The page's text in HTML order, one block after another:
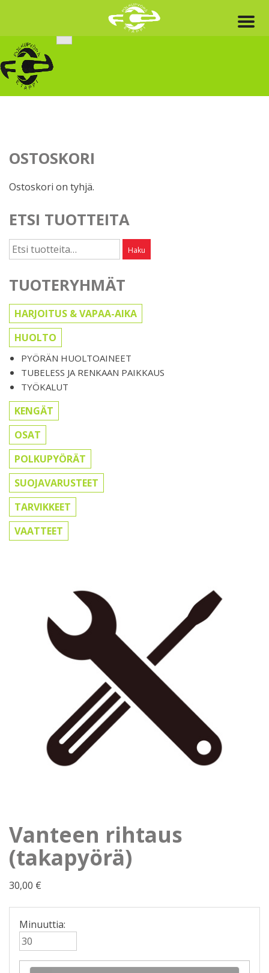
content
OSTOSKORI
Ostoskori on tyhjä.
ETSI TUOTTEITA
Etsi: Haku
TUOTERYHMÄT
HARJOITUS & VAPAA-AIKA
HUOLTO
PYÖRÄN HUOLTOAINEET
TUBELESS JA RENKAAN PAIKKAUS
TYÖKALUT
KENGÄT
OSAT
POLKUPYÖRÄT
SUOJAVARUSTEET
TARVIKKEET
VAATTEET
Vanteen rihtaus
(takapyörä)
30,00 €
Minuuttia: